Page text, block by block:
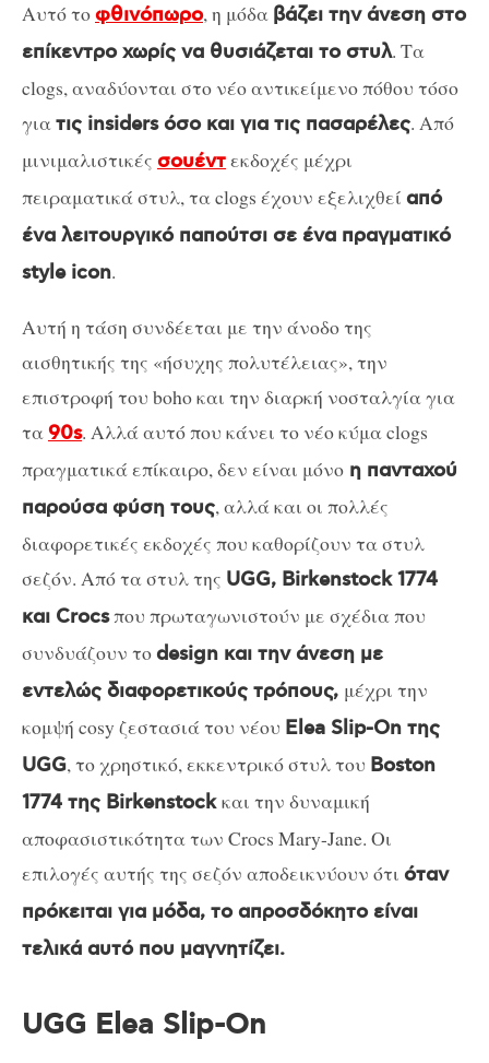
Αυτό τοφθινόπωρο, η μόδα βάζει την άνεση στο
επίκεντρο χωρίς να θυσιάζεται το στυλ. Τα
clogs, αναδύονται στο νέο αντικείμενο πόθου τόσο
γιατις insiders όσο και για τις πασαρέλες. Από
μινιμαλιστικές σουέντεκδοχές μέχρι
πειραματικά στυλ, τα clogs έχουν εξελιχθεί από
ένα λειτουργικό παπούτσι σε ένα πραγματικό
style icon.
Αυτή η τάση συνδέεται με την άνοδο της
αισθητικής της «ήσυχης πολυτέλειας», την
επιστροφή του boho και την διαρκή νοσταλγία για
τα90s. Αλλά αυτό που κάνει το νέο κύμα clogs
πραγματικά επίκαιρο, δεν είναι μόνο η πανταχού
παρούσα φύση τους, αλλά και οι πολλές
διαφορετικές εκδοχές που καθορίζουν τα στυλ
σεζόν. Από τα στυλ της UGG, Birkenstock 1774
και Crocsπου πρωταγωνιστούν με σχέδια που
συνδυάζουν τοdesign και την άνεση με
εντελώς διαφορετικούς τρόπους, μέχρι την
κομψή cosy ζεστασιά του νέου Elea Slip-On της
UGG, το χρηστικό, εκκεντρικό στυλ του Boston
1774 της Birkenstockκαι την δυναμική
αποφασιστικότητα των Crocs Mary-Jane. Οι
επιλογές αυτής της σεζόν αποδεικνύουν ότι όταν
πρόκειται για μόδα, το απροσδόκητο είναι
τελικά αυτό που μαγνητίζει.
UGG Elea Slip-On